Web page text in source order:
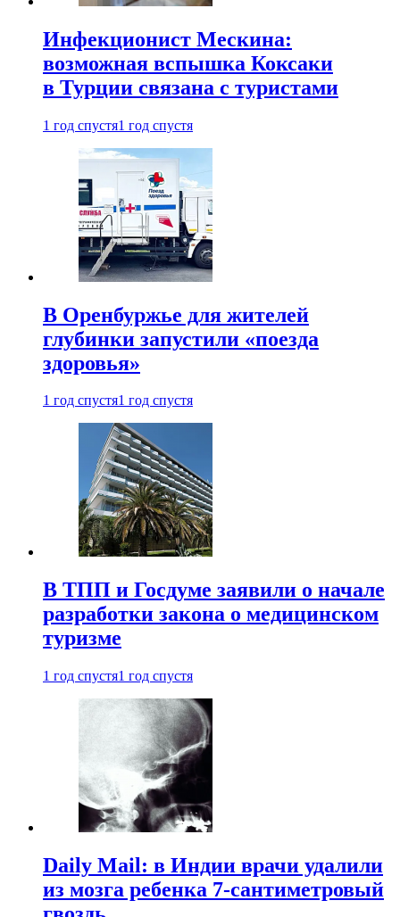
Инфекционист Мескина:
возможная вспышка Коксаки
в Турции связана с туристами
1 год спустя1 год спустя
В Оренбуржье для жителей
глубинки запустили «поезда
здоровья»
1 год спустя1 год спустя
В ТПП и Госдуме заявили о начале
разработки закона о медицинском
туризме
1 год спустя1 год спустя
Daily Mail: в Индии врачи удалили
из мозга ребенка 7-сантиметровый